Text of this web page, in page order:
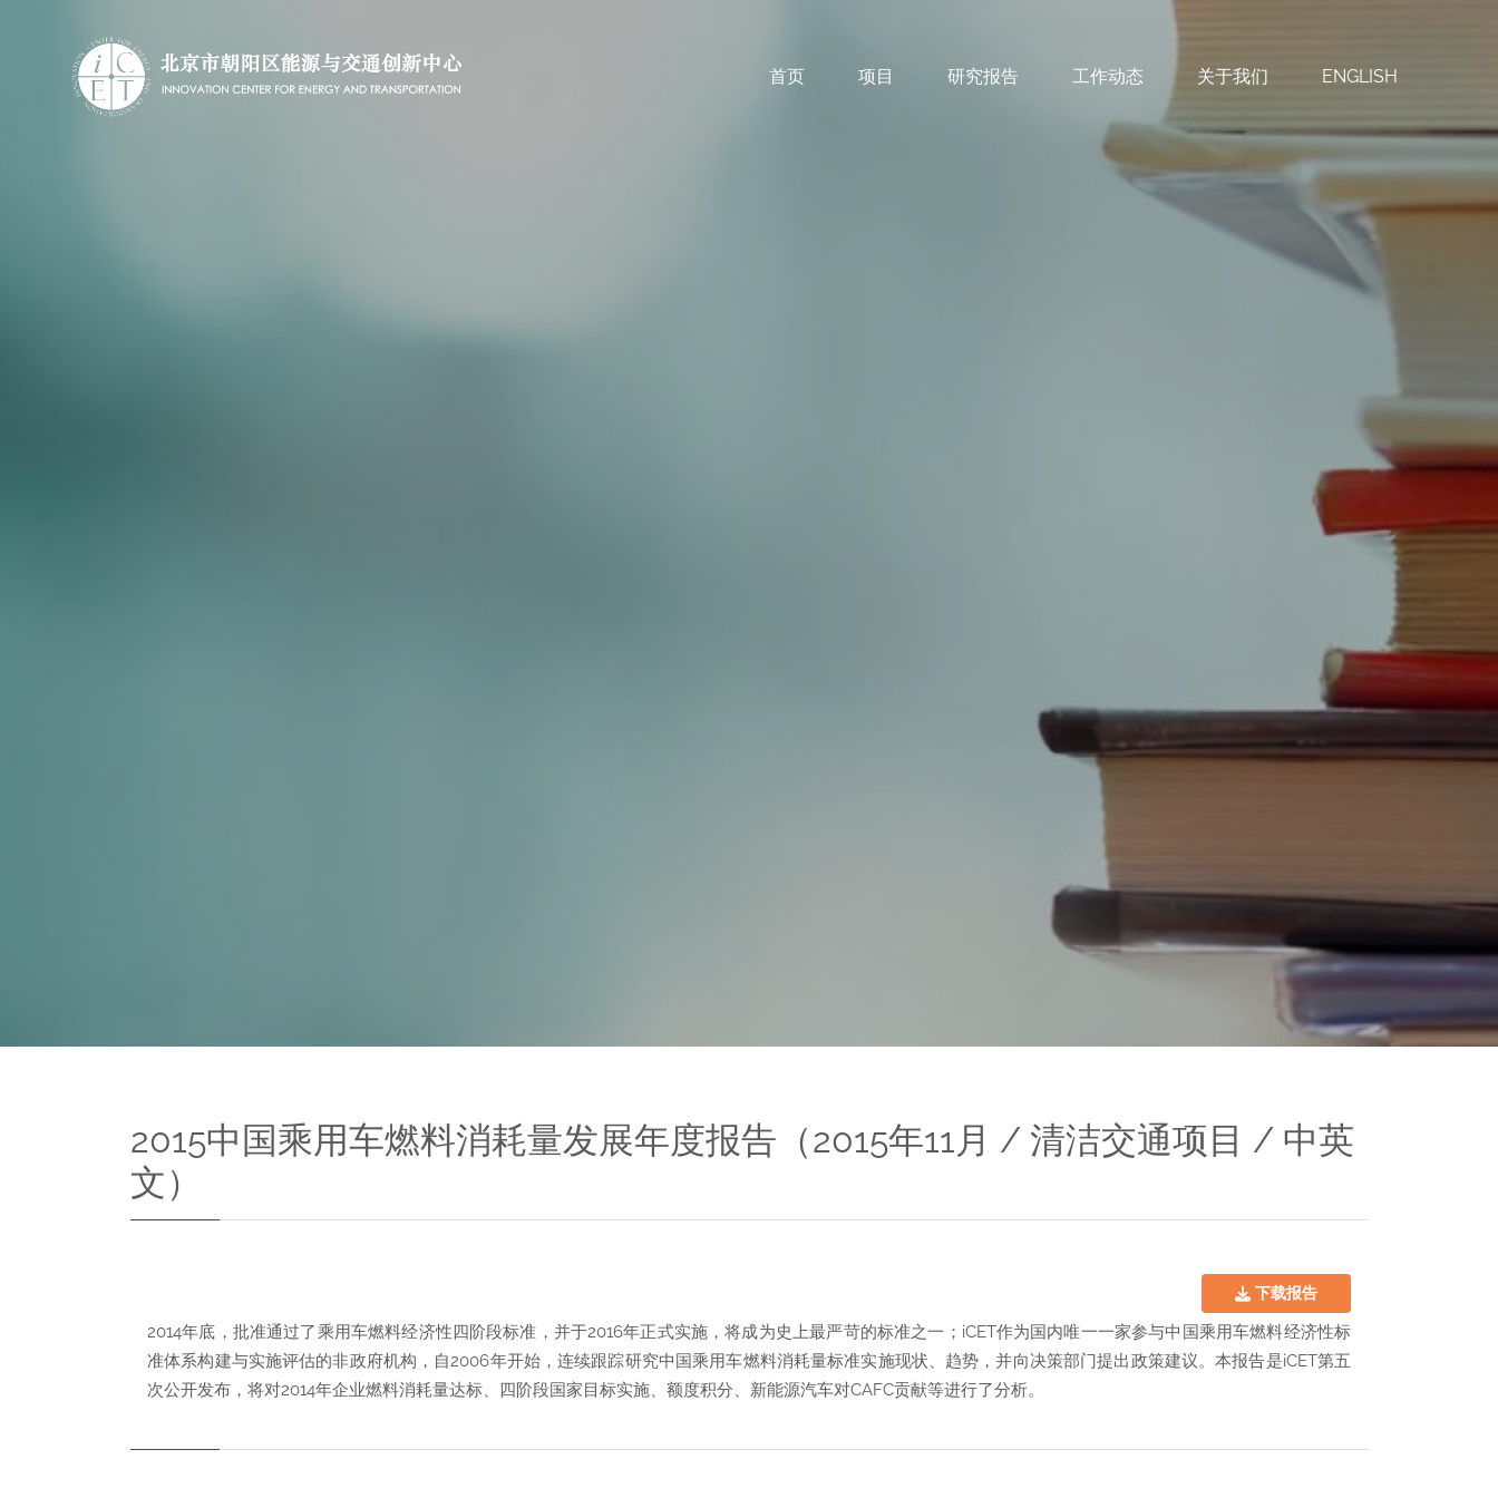
首页 项目 研究报告 工作动态 关于我们 ENGLISH
2015中国乘用车燃料消耗量发展年度报告（2015年11月 / 清洁交通项目 / 中英
文）
下载报告
2014年底，批准通过了乘用车燃料经济性四阶段标准，并于2016年正式实施，将成为史上最严苛的标准之一；iCET作为国内唯一一家参与中国乘用车燃料经济性标
准体系构建与实施评估的非政府机构，自2006年开始，连续跟踪研究中国乘用车燃料消耗量标准实施现状、趋势，并向决策部门提出政策建议。本报告是iCET第五
次公开发布，将对2014年企业燃料消耗量达标、四阶段国家目标实施、额度积分、新能源汽车对CAFC贡献等进行了分析。